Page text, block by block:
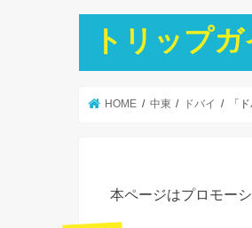
トリップ
HOME 中東 ドバイ 「
本ページはプロモー